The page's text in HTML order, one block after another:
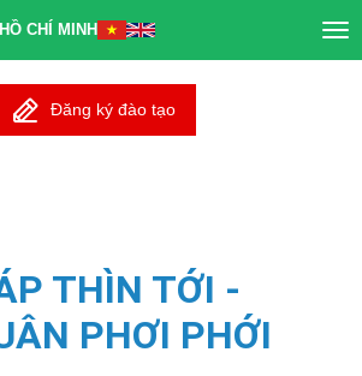
CHÍ MINH
Đăng ký đào tạo
THÌN TỚI -
PHƠI PHỚI